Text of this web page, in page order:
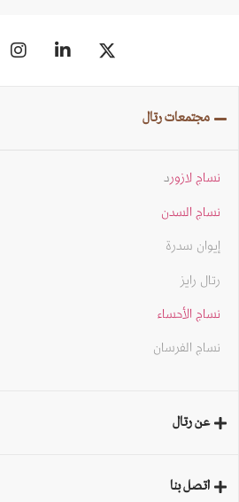
مجتمعات رتال
نساج لازورد
نساج السدن
إيوان سدرة
رتال رايز
نساج الأحساء
نساج الفرسان
عن رتال
اتصل بنا